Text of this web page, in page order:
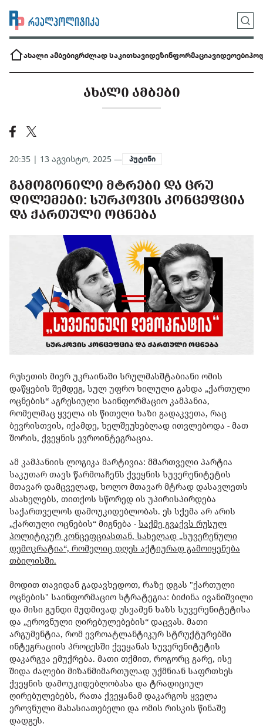
ახალი ამბებიგრძლად საკითხავიდეზინფორმაციავიდეოები
ᲐᲮᲐᲚᲘ ᲐᲛᲑᲔᲑᲘ
20:35 | 13 აგვისტო, 2025 — პუტინი
ᲒᲐᲛᲝᲒᲝᲜᲘᲚᲘ ᲛᲢᲠᲔᲑᲘ ᲓᲐ ᲪᲠᲣ
ᲓᲘᲚᲔᲛᲔᲑᲘ: ᲡᲣᲠᲙᲝᲕᲘᲡ ᲙᲝᲜᲪᲔᲤᲪᲘᲐ
ᲓᲐ ᲥᲐᲠᲗᲣᲚᲘ ᲝᲪᲜᲔᲑᲐ
რუსეთის მიერ უკრაინაში სრულმასშტაბიანი ომის
დაწყების შემდეგ, სულ უფრო ხილული გახდა „ქართული
ოცნების“ აგრესიული საინფორმაციო კამპანია,
რომელმაც ყველა ის წითელი ხაზი გადაკვეთა, რაც
ბევრისთვის, იქამდე, ხელშეუხებლად ითვლებოდა - მათ
შორის, ქვეყნის ევროინტეგრაცია.
ამ კამპანიის ლოგიკა მარტივია: მმართველი პარტია
საკუთარ თავს წარმოაჩენს ქვეყნის სუვერენიტეტის
მთავარ დამცველად, ხოლო მთავარ მტრად დასავლეთს
ასახელებს, თითქოს სწორედ ის უპირისპირდება
საქართველოს დამოუკიდებლობას. ეს სქემა არ არის
„ქართული ოცნების“ მიგნება - საქმე გვაქვს რუსულ
პოლიტიკურ კონცეფციასთან, სახელად „სუვერენული
დემოკრატია“, რომელიც დღეს აქტიურად გამოიყენება
თბილისში.
მოდით თავიდან გადავხედოთ, რაზე დგას "ქართული
ოცნების" საინფორმაციო სტრატეგია: ბიძინა ივანიშვილი
და მისი გუნდი მუდმივად უსვამენ ხაზს სუვერენიტეტისა
და „ეროვნული ღირებულებების“ დაცვას. მათი
არგუმენტია, რომ ევროატლანტიკურ სტრუქტურებში
ინტეგრაციის პროცესში ქვეყანას სუვერენიტეტის
დაკარგვა ემუქრება. მათი თქმით, როგორც გარე, ისე
შიდა ძალები მიზანმიმართულად უქმნიან საფრთხეს
ქვეყნის დამოუკიდებლობასა და ტრადიციულ
ღირებულებებს, რათა ქვეყანამ დაკარგოს ყველა
ეროვნული მახასიათებელი და ომის რისკის წინაშე
დადგეს.